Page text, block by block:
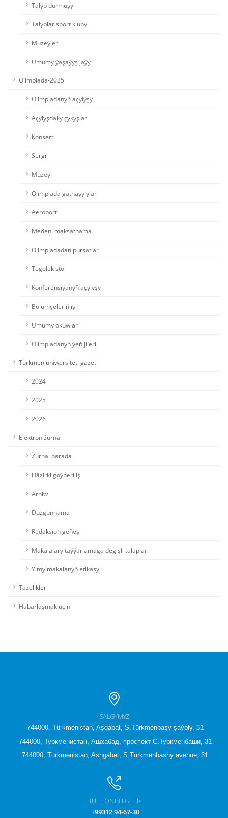
Talyp durmuşy
Talyplar sport kluby
Muzeýler
Umumy ýaşaýyş jaýy
Olimpiada-2025
Olimpiadanyň açylyşy
Açylyşdaky çykyşlar
Konsert
Sergi
Muzeý
Olimpiada gatnaşyjylar
Aeroport
Medeni maksatnama
Olimpiadadan pursatlar
Tegelek stol
Konferensiýanyň açylyşy
Bölümçeleriň işi
Umumy okuwlar
Olimpiadanyň ýeňijileri
Türkmen uniwersiteti gazeti
2024
2025
2026
Elektron žurnal
Žurnal barada
Häzirki goýberilişi
Arhiw
Düzgünnama
Redaksion geňeş
Makalalary taýýarlamaga degişli talaplar
Ylmy makalanyň etikasy
Täzelikler
Habarlaşmak üçin
SALGYMYZ:
744000, Türkmenistan, Aşgabat, S.Türkmenbaşy şaýoly, 31
744000, Туркменистан, Ашхабад, проспект С.Туркменбаши, 31
744000, Turkmenistan, Ashgabat, S.Turkmenbashy avenue, 31
TELEFON BELGILER:
+99312 94-67-30